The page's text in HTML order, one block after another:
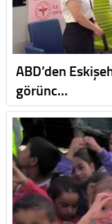
ABD’den
görünc…